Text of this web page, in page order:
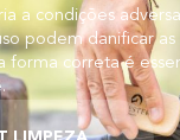
a condições
podem danificar as
forma correta é